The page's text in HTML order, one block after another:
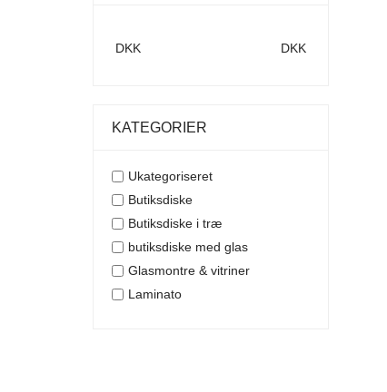
DKK DKK
KATEGORIER
Ukategoriseret
Butiksdiske
Butiksdiske i træ
butiksdiske med glas
Glasmontre & vitriner
Laminato